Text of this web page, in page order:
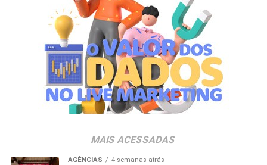
A produção do evento é assinada pela agência Banco_
em parceria com a Storymakers e a Cross Networking,
empresas pertencentes ao ecossistema da Holding
Clube. O projeto criativo mantém a assinatura “Brasil na
Veia”, conceito focado na valorização da cultura nacional,
da música e da hospitalidade carioca.
no canal oficial da Ticketmaster, com lote inicial a partir
de R$ 3.950,00. As demais atualizações e atrações do
MAIS ACESSADAS
AGÊNCIAS 4 semanas atrás